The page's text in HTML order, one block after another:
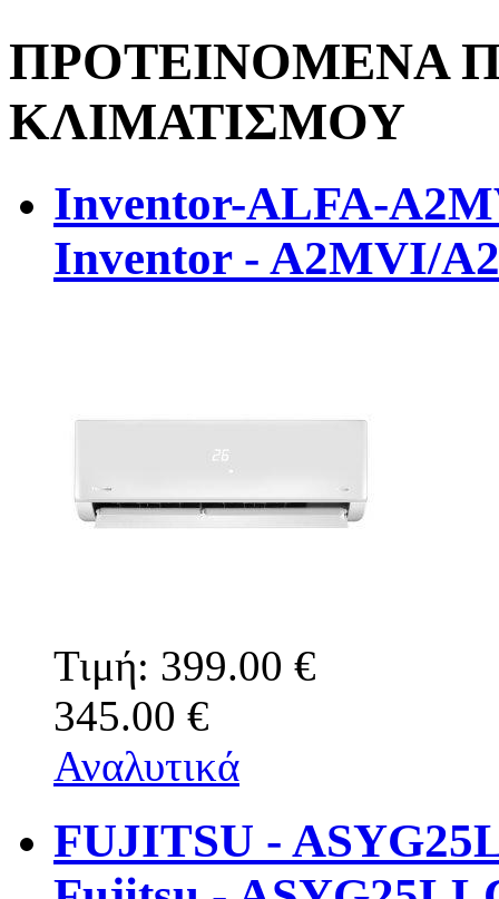
ΠΡΟΤΕΙΝΟΜΕΝΑ
ΚΛΙΜΑΤΙΣΜΟΥ
Inventor-ALFA-
Inventor - A2MVI/
Τιμή: 399.00 €
345.00 €
Αναλυτικά
FUJITSU -